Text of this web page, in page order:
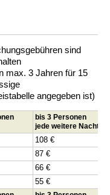
sind
max. 3 Jahren für 15
angegeben ist)
bis 3 Personen
jede weitere Nacht
108 €
87 €
66 €
55 €